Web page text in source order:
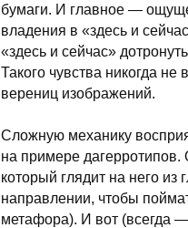
бумаги. И главное —
владения в «здесь и
«здесь и сейчас»
Такого чувства никогда
верениц изображений.
Сложную механику
на примере дагерротипов.
который глядит на него из
направлении, чтобы
метафора). И вот (всегда —